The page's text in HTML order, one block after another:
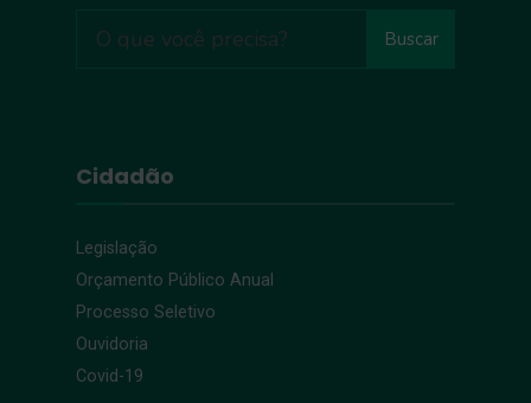
Buscar
Cidadão
Legislação
Orçamento Público Anual
Processo Seletivo
Ouvidoria
Covid-19